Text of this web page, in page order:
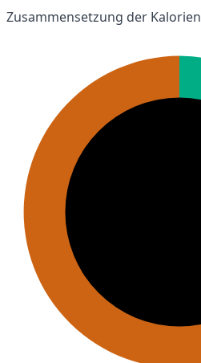
Zusammensetzung der Kalorien